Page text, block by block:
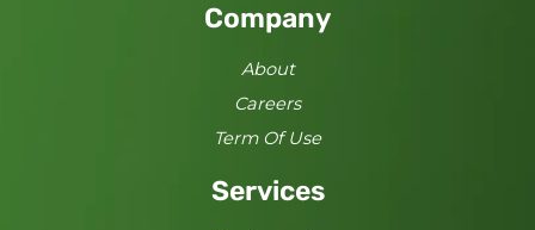
Company
About
Careers
Term Of Use
Services